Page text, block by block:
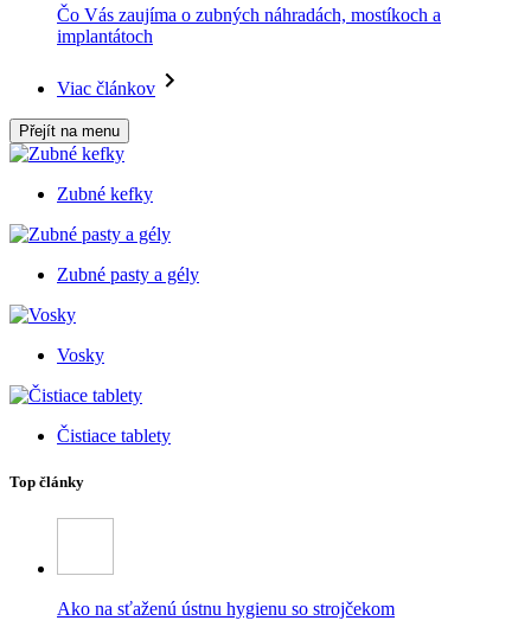
Čo Vás zaujíma o zubných náhradách, mostíkoch a
implantátoch
Viac článkov
Přejít na menu
Zubné kefky
Zubné pasty a gély
Vosky
Čistiace tablety
Top články
Ako na sťaženú ústnu hygienu so strojčekom